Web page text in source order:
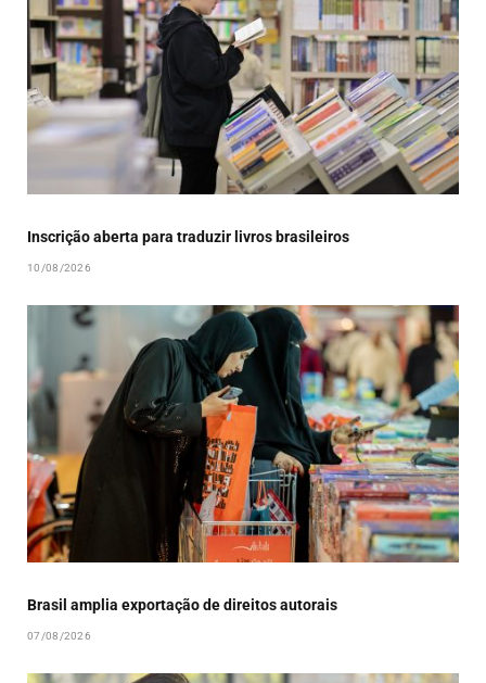
Inscrição aberta para traduzir livros brasileiros
10/08/2026
Brasil amplia exportação de direitos autorais
07/08/2026